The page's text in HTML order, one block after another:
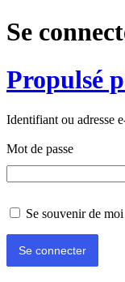
Se
Propulsé
Identifiant ou adresse
Mot de passe
Se souvenir de moi